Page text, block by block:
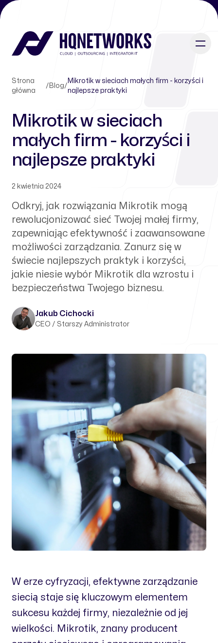
Strona
główna
/ Blog/
Mikrotik w sieciach małych firm - korzyści i
najlepsze praktyki
Mikrotik w sieciach
małych firm - korzyści i
najlepsze praktyki
2 kwietnia 2024
Odkryj, jak rozwiązania Mikrotik mogą
rewolucjonizować sieć Twojej małej firmy,
zapewniając efektywność i zaawansowane
możliwości zarządzania. Zanurz się w
świecie najlepszych praktyk i korzyści,
jakie niesie wybór Mikrotik dla wzrostu i
bezpieczeństwa Twojego biznesu.
Jakub Cichocki
CEO / Starszy Administrator
W erze cyfryzacji, efektywne zarządzanie
siecią staje się kluczowym elementem
sukcesu każdej firmy, niezależnie od jej
wielkości. Mikrotik, znany producent